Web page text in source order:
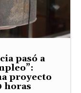
pasó a
proyecto
horas